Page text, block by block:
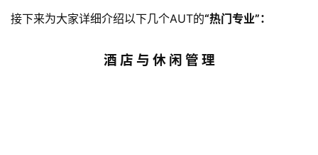
接下来为大家详细介绍以下几个AUT的“热门专业”：
酒 店 与 休 闲 管 理